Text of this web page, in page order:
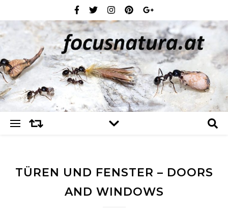
TÜREN UND FENSTER – DOORS
AND WINDOWS